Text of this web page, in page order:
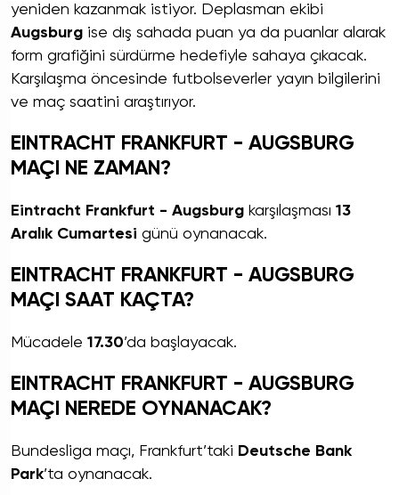
yeniden kazanmak istiyor. Deplasman ekibi
Augsburg ise dış sahada puan ya da puanlar alarak
form grafiğini sürdürme hedefiyle sahaya çıkacak.
Karşılaşma öncesinde futbolseverler yayın bilgilerini
ve maç saatini araştırıyor.
EINTRACHT FRANKFURT - AUGSBURG
MAÇI NE ZAMAN?
Eintracht Frankfurt - Augsburg karşılaşması 13
Aralık Cumartesi günü oynanacak.
EINTRACHT FRANKFURT - AUGSBURG
MAÇI SAAT KAÇTA?
Mücadele 17.30’da başlayacak.
EINTRACHT FRANKFURT - AUGSBURG
MAÇI NEREDE OYNANACAK?
Bundesliga maçı, Frankfurt’taki Deutsche Bank
Park’ta oynanacak.